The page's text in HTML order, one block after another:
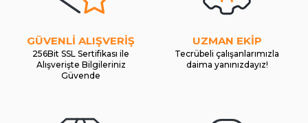
GÜVENLİ ALIŞVERİŞ
256Bit SSL Sertifikası ile
Alışverişte Bilgileriniz
Güvende
UZMAN EKİP
Tecrübeli çalışanlarımızla
daima yanınızdayız!